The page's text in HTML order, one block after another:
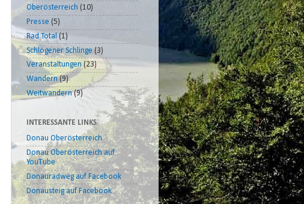
Oberösterreich (10)
Presse (5)
Rad Total (1)
Schlögener Schlinge (3)
Veranstaltungen (23)
Wandern (9)
Weitwandern (9)
INTERESSANTE LINKS
Donau Oberösterreich
Donau Oberösterreich auf
YouTube
Donauradweg auf Facebook
Donausteig auf Facebook